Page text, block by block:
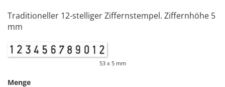
Traditioneller 12-stelliger Ziffernstempel. Ziffernhöhe 5
mm
53 x 5 mm
Menge